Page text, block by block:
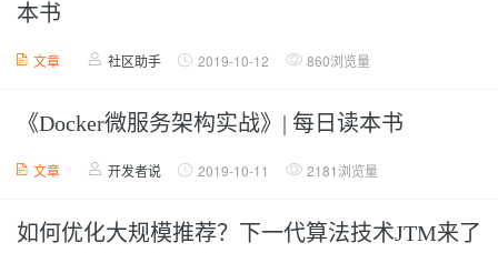
本书
文章 社区助手 2019-10-12 860浏览量
《Docker微服务架构实战》| 每日读本书
文章 开发者说 2019-10-11 2181浏览量
如何优化大规模推荐？下一代算法技术JTM来了